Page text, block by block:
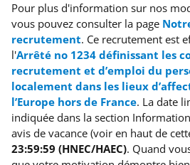
Pour plus d'information sur nos
vous pouvez consulter la page
recrutement. Ce recrutement est
l'Arrêté no 1234 définissant les
recrutement et d’emploi du
localement dans les lieux
l’Europe hors de France. La date
indiquée dans la section
avis de vacance (voir en haut de
23:59:59 (HNEC/HAEC). Quand